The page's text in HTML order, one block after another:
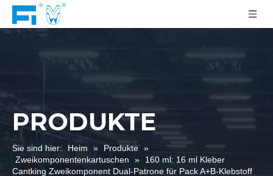
PRODUKTE
Sie sind hier: Heim » Produkte »
Zweikomponentenkartuschen
»
160 ml: 16 ml Kleber
Cantking Zweikomponent Dual-Patrone für Pack A+B-Klebstoff